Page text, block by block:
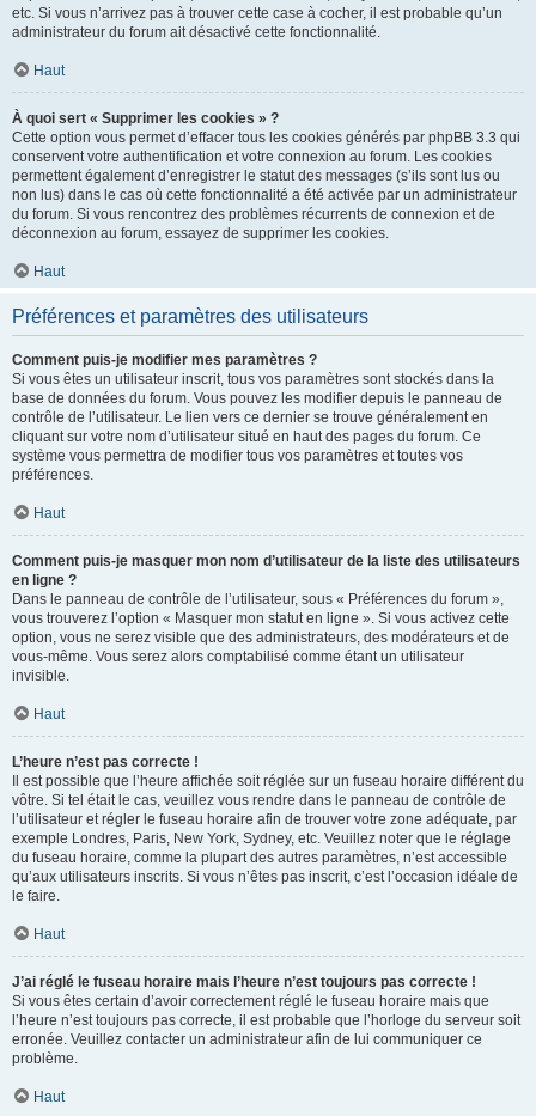
etc. Si vous n’arrivez pas à trouver cette case à cocher, il est probable qu’un
administrateur du forum ait désactivé cette fonctionnalité.
Haut
À quoi sert « Supprimer les cookies » ?
Cette option vous permet d’effacer tous les cookies générés par phpBB 3.3 qui
conservent votre authentification et votre connexion au forum. Les cookies
permettent également d’enregistrer le statut des messages (s’ils sont lus ou
non lus) dans le cas où cette fonctionnalité a été activée par un administrateur
du forum. Si vous rencontrez des problèmes récurrents de connexion et de
déconnexion au forum, essayez de supprimer les cookies.
Haut
Préférences et paramètres des utilisateurs
Comment puis-je modifier mes paramètres ?
Si vous êtes un utilisateur inscrit, tous vos paramètres sont stockés dans la
base de données du forum. Vous pouvez les modifier depuis le panneau de
contrôle de l’utilisateur. Le lien vers ce dernier se trouve généralement en
cliquant sur votre nom d’utilisateur situé en haut des pages du forum. Ce
système vous permettra de modifier tous vos paramètres et toutes vos
préférences.
Haut
Comment puis-je masquer mon nom d’utilisateur de la liste des utilisateurs
en ligne ?
Dans le panneau de contrôle de l’utilisateur, sous « Préférences du forum »,
vous trouverez l’option « Masquer mon statut en ligne ». Si vous activez cette
option, vous ne serez visible que des administrateurs, des modérateurs et de
vous-même. Vous serez alors comptabilisé comme étant un utilisateur
invisible.
Haut
L’heure n’est pas correcte !
Il est possible que l’heure affichée soit réglée sur un fuseau horaire différent du
vôtre. Si tel était le cas, veuillez vous rendre dans le panneau de contrôle de
l’utilisateur et régler le fuseau horaire afin de trouver votre zone adéquate, par
exemple Londres, Paris, New York, Sydney, etc. Veuillez noter que le réglage
du fuseau horaire, comme la plupart des autres paramètres, n’est accessible
qu’aux utilisateurs inscrits. Si vous n’êtes pas inscrit, c’est l’occasion idéale de
le faire.
Haut
J’ai réglé le fuseau horaire mais l’heure n’est toujours pas correcte !
Si vous êtes certain d’avoir correctement réglé le fuseau horaire mais que
l’heure n’est toujours pas correcte, il est probable que l’horloge du serveur soit
erronée. Veuillez contacter un administrateur afin de lui communiquer ce
problème.
Haut